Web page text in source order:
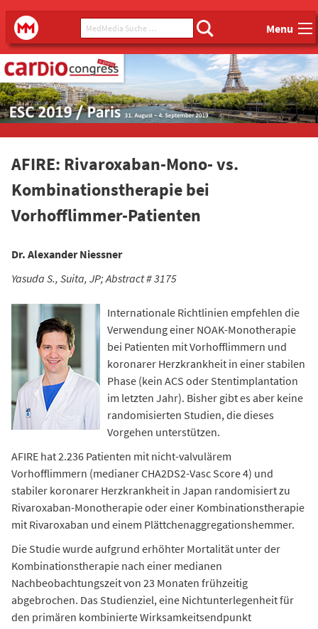
Main menu
MedMedia MedMedia Suche ... Menu
AFIRE: Rivaroxaban-Mono- vs.
Kombinationstherapie bei
Vorhofflimmer-Patienten
Dr. Alexander Niessner
Yasuda S., Suita, JP; Abstract # 3175
Internationale Richtlinien empfehlen die
Verwendung einer NOAK-Monotherapie
bei Patienten mit Vorhofflimmern und
koronarer Herzkrankheit in einer stabilen
Phase (kein ACS oder Stentimplantation
im letzten Jahr). Bisher gibt es aber keine
randomisierten Studien, die dieses
Vorgehen unterstützen.
AFIRE hat 2.236 Patienten mit nicht-valvulärem
Vorhofflimmern (medianer CHA2DS2-Vasc Score 4) und
stabiler koronarer Herzkrankheit in Japan randomisiert zu
Rivaroxaban-Monotherapie oder einer Kombinationstherapie
mit Rivaroxaban und einem Plättchenaggregationshemmer.
Die Studie wurde aufgrund erhöhter Mortalität unter der
Kombinationstherapie nach einer medianen
Nachbeobachtungszeit von 23 Monaten frühzeitig
abgebrochen. Das Studienziel, eine Nichtunterlegenheit für
den primären kombinierte Wirksamkeitsendpunkt